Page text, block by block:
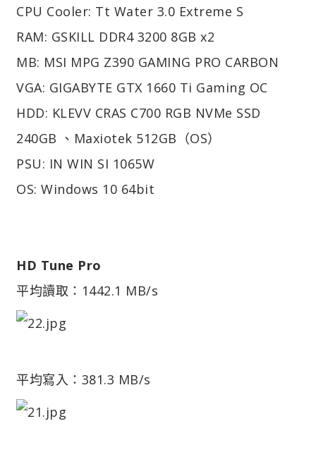
CPU Cooler: Tt Water 3.0 Extreme S
RAM: GSKILL DDR4 3200 8GB x2
MB: MSI MPG Z390 GAMING PRO CARBON
VGA: GIGABYTE GTX 1660 Ti Gaming OC
HDD: KLEVV CRAS C700 RGB NVMe SSD
240GB 、Maxiotek 512GB（OS）
PSU: IN WIN SI 1065W
OS: Windows 10 64bit
HD Tune Pro
平均讀取：1442.1 MB/s
平均寫入：381.3 MB/s